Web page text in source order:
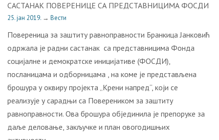
САСТАНАК ПОВЕРЕНИЦЕ СА ПРЕДСТАВНИЦИМА ФОСДИ
25. јан 2019. → Вести
Повереница за заштиту равноправности Бранкица Јанковић
одржала је радни састанак са представницима Фонда
социјалне и демократске иницијативе (ФОСДИ),
посланицама и одборницама , на коме је представљена
брошура у оквиру пројекта „Крени напред“, који се
реализује у сарадњи са Повереником за заштиту
равноправности. Ова брошура објединила је препоруке за
даље деловање, закључке и план овогодишњих